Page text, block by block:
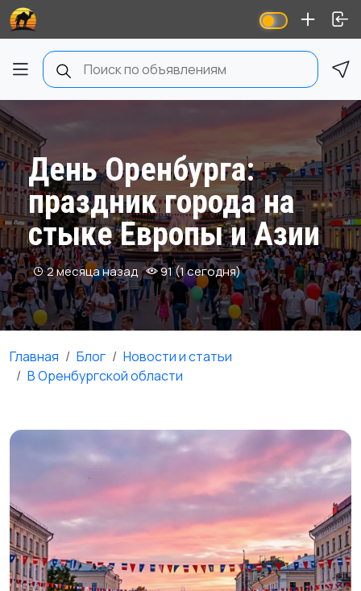
День Оренбурга:
праздник города на
стыке Европы и Азии
2 месяца назад 91 (1 сегодня)
Главная Блог
Новости и статьи
В Оренбургской области